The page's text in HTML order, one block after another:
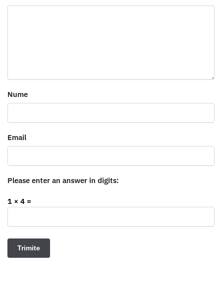
Nume
Email
Please enter an answer in digits:
1 × 4 =